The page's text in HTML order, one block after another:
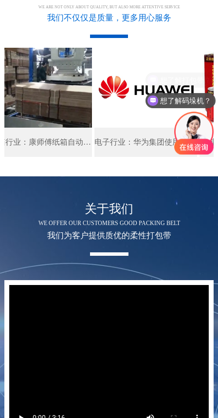
WE ARE NOT ONLY ABOUT QUALITY, BUT ALSO MORE ATTENTIVE SERVICE
我们不仅仅是质量，更多用心服务
纸箱行业：康师傅纸箱自动生产线案例展示 电子行业：华为集团使用自动化封箱机流水线方案
关于我们
WE OFFER OUR CUSTOMERS GOOD PACKING BELT
我们为客户提供质优的柔性打包带
想了解码垛机？